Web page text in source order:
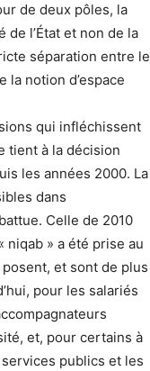
de deux pôles, la
l’État et non de la
séparation entre le
la notion d’espace
qui infléchissent
tient à la décision
les années 2000. La
dans
Celle de 2010
niqab » a été prise au
et sont de plus
pour les salariés
et, pour certains à
publics et les